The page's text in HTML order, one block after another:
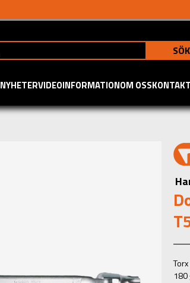
SÖK
NYHETERVIDEOINFORMATIONOM OSS
180